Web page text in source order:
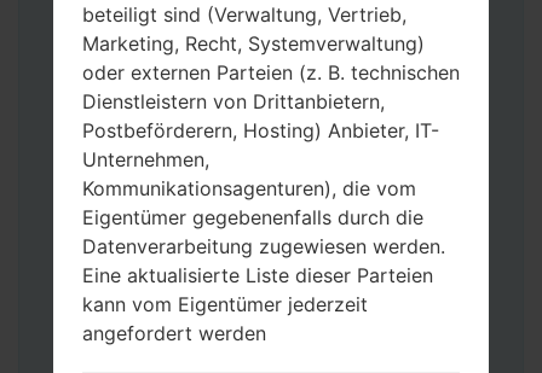
Laden Sie auf Ihren PC:Odin 3neueste
Version herunter.
Dann laden Sie die Firmware-Datei
herunter und entpacken Sie sie.
Sie brauchen 1(wählen Sie hier 1 Firmware-
Datei aus) oder 5 (wählen Sie 5 Firmware-
Dateien aus) Firmware-Dateien:
AP: „System & Recovery“
CP: „Modem & Radio“
CSC_***: „Country & Region & Operator“
HOME_CSC_***: „Country & Region &
beteiligt sind (Verwaltung, Vertrieb,
Marketing, Recht, Systemverwaltung)
oder externen Parteien (z. B. technischen
Dienstleistern von Drittanbietern,
Postbeförderern, Hosting) Anbieter, IT-
Unternehmen,
Kommunikationsagenturen), die vom
Eigentümer gegebenenfalls durch die
Datenverarbeitung zugewiesen werden.
Eine aktualisierte Liste dieser Parteien
kann vom Eigentümer jederzeit
angefordert werden